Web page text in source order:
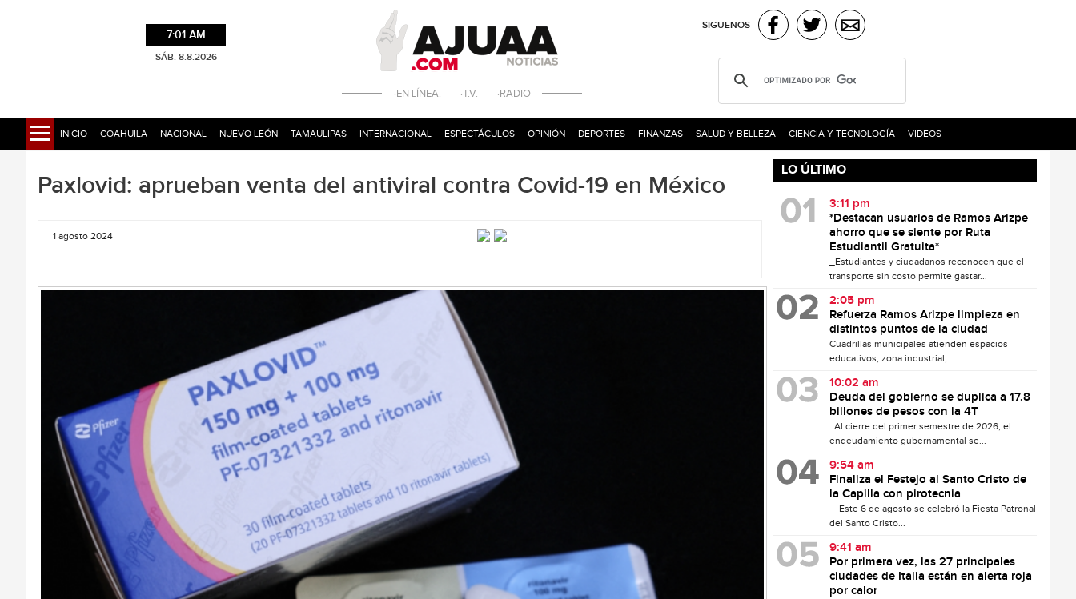
7:01 AM
SÁB. 8.8.2026
·EN LÍNEA. ·T.V. ·RADIO
SIGUENOS
INICIO COAHUILA NACIONAL NUEVO LEÓN TAMAULIPAS INTERNACIONAL ESPECTÁCULOS OPINIÓN DEPORTES FINANZAS SALUD Y BELLEZA CIENCIA Y TECNOLOGÍA VIDEOS
Paxlovid: aprueban venta del antiviral contra Covid-19 en México
1 agosto 2024
LO ÚLTIMO
3:11 pm
*Destacan usuarios de Ramos Arizpe
ahorro que se siente por Ruta
Estudiantil Gratuita*
_Estudiantes y ciudadanos reconocen que el
transporte sin costo permite gastar...
2:05 pm
Refuerza Ramos Arizpe limpieza en
distintos puntos de la ciudad
Cuadrillas municipales atienden espacios
educativos, zona industrial,...
10:02 am
Deuda del gobierno se duplica a 17.8
billones de pesos con la 4T
Al cierre del primer semestre de 2026, el
endeudamiento gubernamental se...
9:54 am
Finaliza el Festejo al Santo Cristo de
la Capilla con pirotecnia
Este 6 de agosto se celebró la Fiesta Patronal
del Santo Cristo...
9:41 am
Por primera vez, las 27 principales
ciudades de Italia están en alerta roja
por calor